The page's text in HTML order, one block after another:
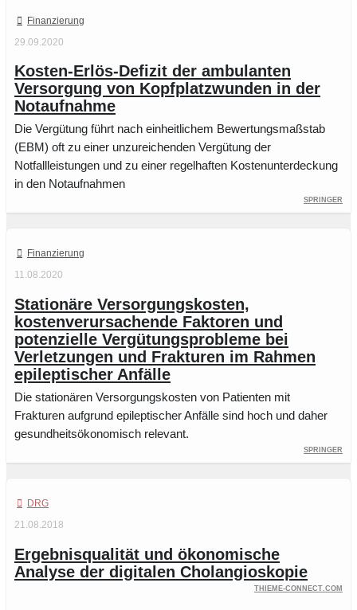
Finanzierung
29.09.2020
Kosten-Erlös-Defizit der ambulanten
Versorgung von Kopfplatzwunden in der
Notaufnahme
Die Vergütung führt nach einheitlichem Bewertungsmaßstab
(EBM) oft zu einer unzureichenden Vergütung der
Notfallleistungen und zu einer regelhaften Kostenunterdeckung
in den Notaufnahmen
Springer
Finanzierung
11.08.2020
Stationäre Versorgungskosten,
kostenverursachende Faktoren und
potenzielle Vergütungsprobleme bei
Verletzungen und Frakturen im Rahmen
epileptischer Anfälle
Die stationären Versorgungskosten von Patienten mit
Frakturen aufgrund epileptischer Anfälle sind hoch und daher
gesundheitsökonomisch relevant.
Springer
DRG
21.08.2018
Ergebnisqualität und ökonomische
Analyse der digitalen Cholangioskopie
thieme-connect.com